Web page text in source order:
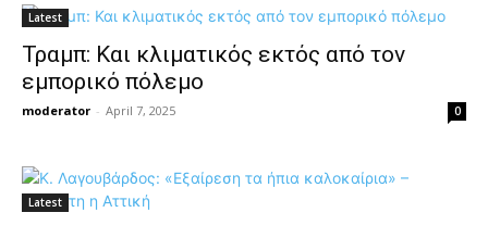
Latest
Τραμπ: Και κλιματικός εκτός από τον
εμπορικό πόλεμο
moderator - April 7, 2025 0
Latest